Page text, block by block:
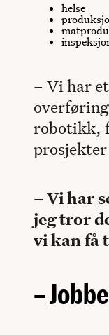
helse
– Vi har
robotikk,
– Vi har
jeg tror
vi kan få
–